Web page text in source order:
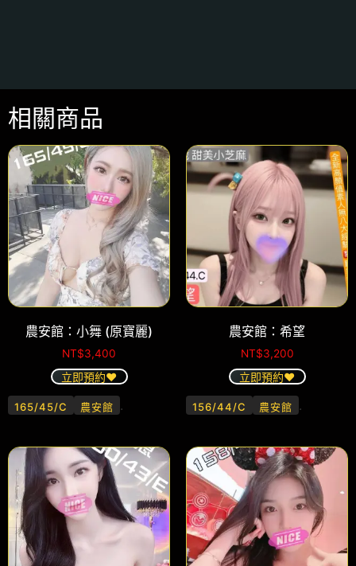
相關商品
農安館：小舞 (原寶麗)
NT$3,400
立即預約❤️
165/45/C 農安館 .
農安館：希望
NT$3,200
立即預約❤️
156/44/C 農安館 .